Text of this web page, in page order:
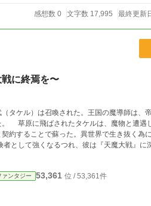
感想数 0 文字数 17,995 最終更新
に終焉を〜
ケル）は召喚された。王国の魔導師は、
草原に飛ばされたタケルは、魔物と遭遇
約することで蘇った。異世界で生き抜く為
して強くなるつれ、彼は『天魔大戦』に
ァンタジー 53,361 位 / 53,361件